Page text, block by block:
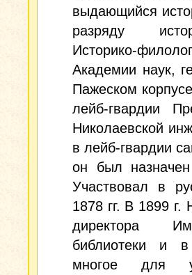
выдающийся
разряду
Историко-
Академии наук,
Пажеском
лейб-гвардии
Николаевской
в лейб-гвардии
он был
Участвовал в
1878 гг. В 1899
директора
библиотеки и
многое для